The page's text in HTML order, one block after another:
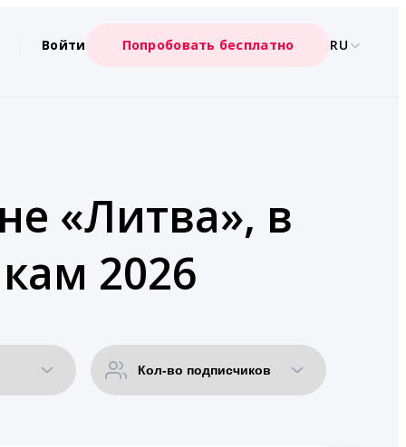
Войти Попробовать бесплатно RU
«Литва», в
2026